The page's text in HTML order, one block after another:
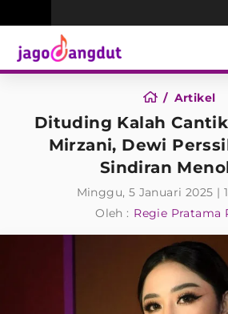
Artikel
Dituding Kalah
Mirzani, Dewi
Sindiran
Minggu, 5 Januari 2025 |
Oleh : Regie Pratama